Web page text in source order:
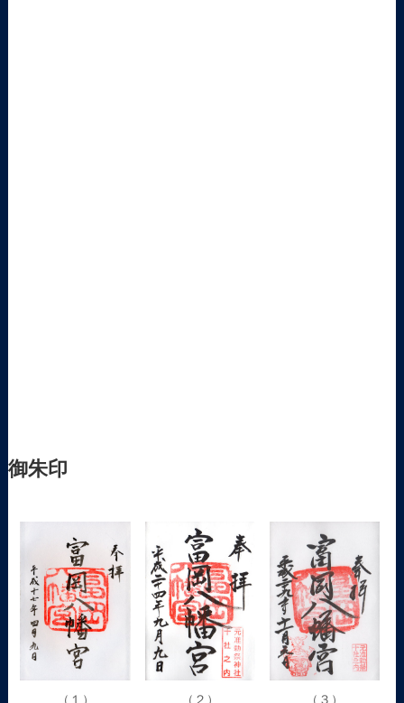
御朱印
（１） （２） （３）